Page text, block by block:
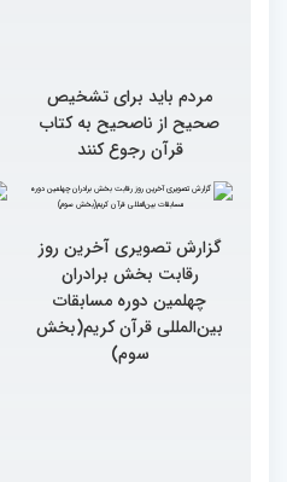
مردم باید برای تشخیص
صحیح از ناصحیح به کتاب
قرآن رجوع کنند
گزارش تصویری آخرین روز
رقابت بخش برادران
چهلمین دوره مسابقات
بین‌المللی قرآن کریم(بخش
سوم)